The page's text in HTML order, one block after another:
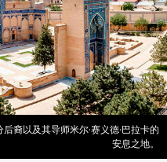
裔以及其导师米尔·赛义德·巴拉卡的
安息之地。